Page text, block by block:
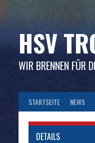
HSV
WIR BRENNEN FÜR
STARTSEITE NEWS
DETAILS